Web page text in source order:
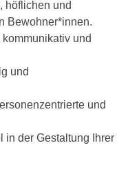
höflichen und
Bewohner*innen.
und
und
und
in der Gestaltung Ihrer